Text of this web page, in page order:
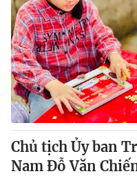
Chủ tịch Ủy ban
Nam Đỗ Văn